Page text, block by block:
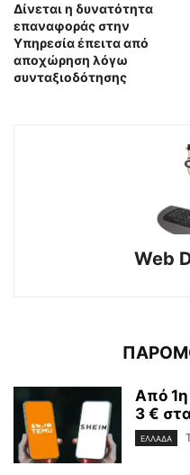
Δίνεται η δυνατότητα
επαναφοράς στην
Υπηρεσία έπειτα από
αποχώρηση λόγω
συνταξιοδότησης
Web
Από 1η
3 €
ΕΛΛΑΔΑ